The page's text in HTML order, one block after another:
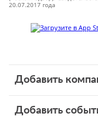
20.07.2017 года
Добавить
Добавить